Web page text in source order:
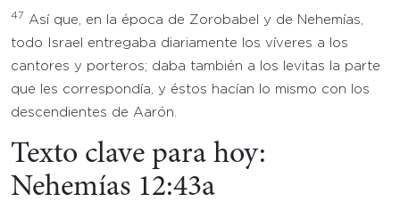
47
Así que, en la época de Zorobabel y de Nehemías,
todo Israel entregaba diariamente los víveres a los
cantores y porteros; daba también a los levitas la parte
que les correspondía, y éstos hacían lo mismo con los
descendientes de Aarón.
Texto clave para hoy:
Nehemías 12:43a